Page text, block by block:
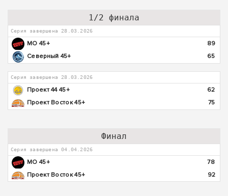
1/2 финала
Серия завершена 28.03.2026
МО 45+
89
Северный 45+
65
Серия завершена 28.03.2026
Проект 44 45+
62
Проект Восток 45+
75
Финал
Серия завершена 04.04.2026
МО 45+
78
Проект Восток 45+
92